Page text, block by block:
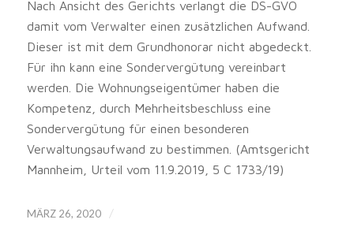
Nach Ansicht des Gerichts verlangt die DS-GVO
damit vom Verwalter einen zusätzlichen Aufwand.
Dieser ist mit dem Grundhonorar nicht abgedeckt.
Für ihn kann eine Sondervergütung vereinbart
werden. Die Wohnungseigentümer haben die
Kompetenz, durch Mehrheitsbeschluss eine
Sondervergütung für einen besonderen
Verwaltungsaufwand zu bestimmen. (Amtsgericht
Mannheim, Urteil vom 11.9.2019, 5 C 1733/19)
MÄRZ 26, 2020 /